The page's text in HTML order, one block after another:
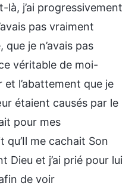
j’ai progressivement
pas vraiment
je n’avais pas
véritable de moi-
l’abattement que je
étaient causés par le
pour mes
qu’Il me cachait Son
Dieu et j’ai prié pour lui
de voir